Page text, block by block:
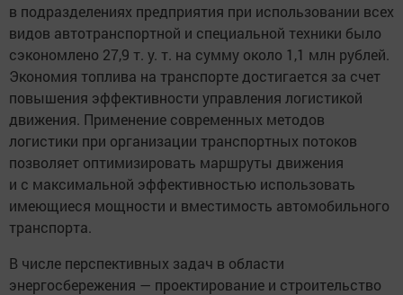
в подразделениях предприятия при использовании всех
видов автотранспортной и специальной техники было
сэкономлено 27,9 т. у. т. на сумму около 1,1 млн рублей.
Экономия топлива на транспорте достигается за счет
повышения эффективности управления логистикой
движения. Применение современных методов
логистики при организации транспортных потоков
позволяет оптимизировать маршруты движения
и с максимальной эффективностью использовать
имеющиеся мощности и вместимость автомобильного
транспорта.
В числе перспективных задач в области
энергосбережения — проектирование и строительство